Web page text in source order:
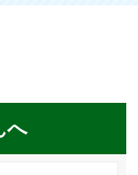
へ